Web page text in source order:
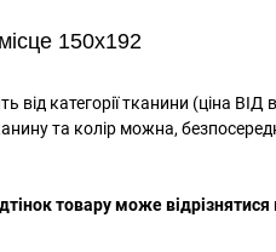
150х192
від категорії тканини (ціна
та колір можна,
товару може